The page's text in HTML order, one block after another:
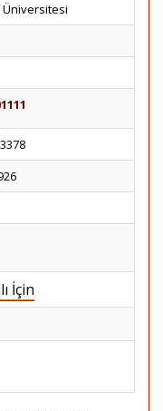
Üniversitesi
İçin